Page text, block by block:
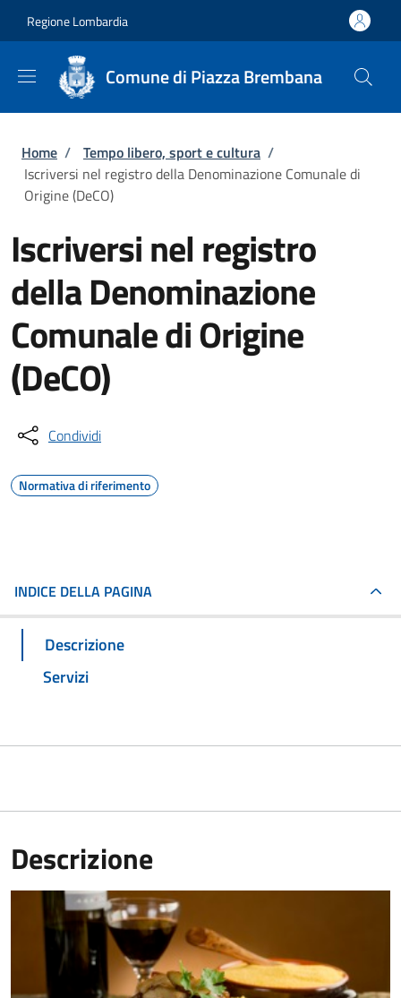
Regione Lombardia
Comune di Piazza Brembana
Briciole di pane
Home / Tempo libero, sport e cultura /
Iscriversi nel registro della Denominazione Comunale di
Origine (DeCO)
Iscriversi nel registro
della Denominazione
Comunale di Origine
(DeCO)
Condividi
Normativa di riferimento
INDICE DELLA PAGINA
Descrizione
Servizi
Descrizione